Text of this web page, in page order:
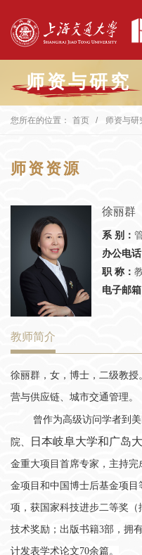
师资与研究
您所在的位置： 首页 师资与研
师资资源
徐丽群
系 别：
办公电话
职 称：
电子邮箱
教师简介
徐丽群，女，博士，二级教授
营与供应链、 城市交通管理。
曾作为高级访问学者到
院、 日本岐阜大学和广岛
金重大项目首席专家，主持
金项目和中国博士后基金项
项，获国家科技进步二等奖
技术奖励；出版书籍3部，拥
计发表学术论文70余篇。